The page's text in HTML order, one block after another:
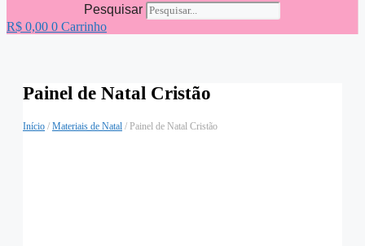
Pesquisar
R$ 0,00 0 Carrinho
Painel de Natal Cristão
Início / Materiais de Natal / Painel de Natal Cristão